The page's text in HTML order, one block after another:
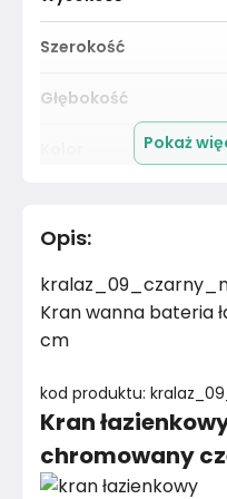
Szerokość
Głębokość
Materiał
Kolor
Montaż
Pokaż
Opis:
Kran wanna bateria
cm
kod produktu:
Kran
chromowany